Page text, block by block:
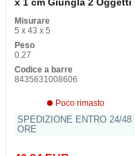
Misurare
5 x 43 x 5
Peso
0.27
Codice a barre
8435631008606
Poco rimasto
SPEDIZIONE ENTRO 24/48
ORE